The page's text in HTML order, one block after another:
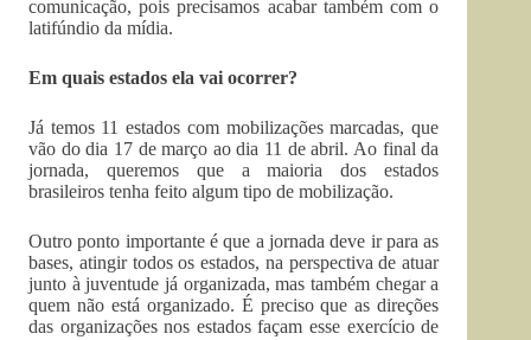
comunicação, pois precisamos acabar também com o
latifúndio da mídia.
Em quais estados ela vai ocorrer?
Já temos 11 estados com mobilizações marcadas, que
vão do dia 17 de março ao dia 11 de abril. Ao final da
jornada, queremos que a maioria dos estados
brasileiros tenha feito algum tipo de mobilização.
Outro ponto importante é que a jornada deve ir para as
bases, atingir todos os estados, na perspectiva de atuar
junto à juventude já organizada, mas também chegar a
quem não está organizado. É preciso que as direções
das organizações nos estados façam esse exercício de